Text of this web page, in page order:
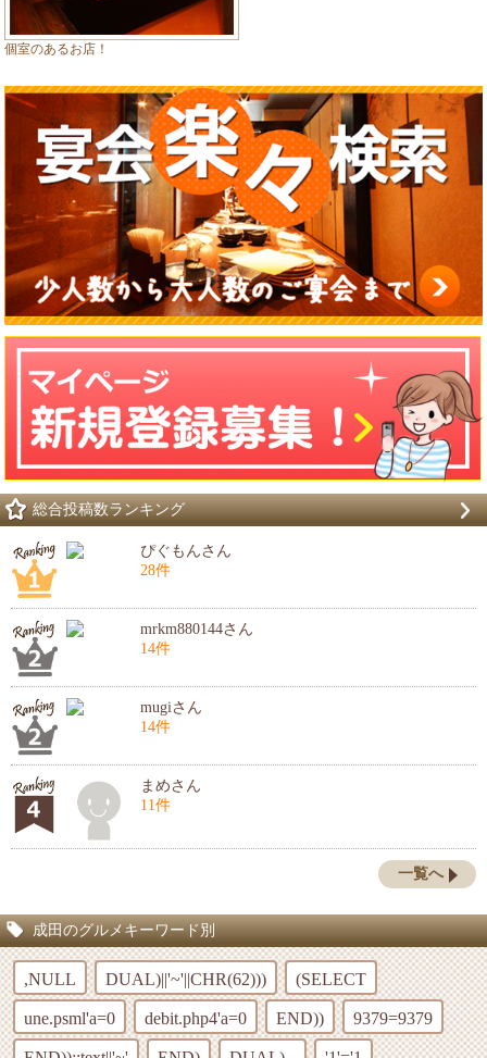
個室のあるお店！
総合投稿数ランキング
ぴぐもんさん
28件
mrkm880144さん
14件
mugiさん
14件
まめさん
11件
一覧へ
成田のグルメキーワード別
,NULL DUAL)||'~'||CHR(62))) (SELECT
une.psml'a=0 debit.php4'a=0 END)) 9379=9379